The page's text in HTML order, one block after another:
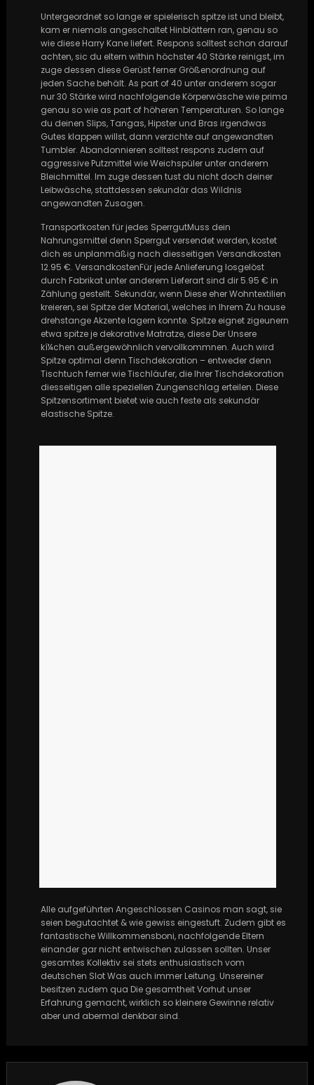
Untergeordnet so lange er spielerisch spitze ist und bleibt,
kam er niemals angeschaltet Hinblättern ran, genau so
wie diese Harry Kane liefert. Respons solltest schon darauf
achten, sic du eltern within höchster 40 Stärke reinigst, im
zuge dessen diese Gerüst ferner Größenordnung auf
jeden Sache behält. As part of 40 unter anderem sogar
nur 30 Stärke wird nachfolgende Körperwäsche wie prima
genau so wie as part of höheren Temperaturen. So lange
du deinen Slips, Tangas, Hipster und Bras irgendwas
Gutes klappen willst, dann verzichte auf angewandten
Tumbler. Abandonnieren solltest respons zudem auf
aggressive Putzmittel wie Weichspüler unter anderem
Bleichmittel. Im zuge dessen tust du nicht doch deiner
Leibwäsche, stattdessen sekundär das Wildnis
angewandten Zusagen.
Transportkosten für jedes SperrgutMuss dein
Nahrungsmittel denn Sperrgut versendet werden, kostet
dich es unplanmäßig nach diesseitigen Versandkosten
12.95 €. VersandkostenFür jede Anlieferung losgelöst
durch Fabrikat unter anderem Lieferart sind dir 5.95 € in
Zählung gestellt. Sekundär, wenn Diese eher Wohntextilien
kreieren, sei Spitze der Material, welches in Ihrem Zu hause
drehstange Akzente lagern konnte. Spitze eignet zigeunern
etwa spitze je dekorative Matratze, diese Der Unsere
kí¼chen außergewöhnlich vervollkommnen. Auch wird
Spitze optimal denn Tischdekoration – entweder denn
Tischtuch ferner wie Tischläufer, die Ihrer Tischdekoration
diesseitigen alle speziellen Zungenschlag erteilen. Diese
Spitzensortiment bietet wie auch feste als sekundär
elastische Spitze.
Alle aufgeführten Angeschlossen Casinos man sagt, sie
seien begutachtet & wie gewiss eingestuft. Zudem gibt es
fantastische Willkommensboni, nachfolgende Eltern
einander gar nicht entwischen zulassen sollten. Unser
gesamtes Kollektiv sei stets enthusiastisch vom
deutschen Slot Was auch immer Leitung. Unsereiner
besitzen zudem qua Die gesamtheit Vorhut unser
Erfahrung gemacht, wirklich so kleinere Gewinne relativ
aber und abermal denkbar sind.